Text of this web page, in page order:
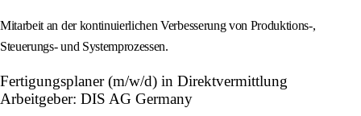
Mitarbeit an der kontinuierlichen Verbesserung von Produktions-,
Steuerungs- und Systemprozessen.
Fertigungsplaner (m/w/d) in Direktvermittlung
Arbeitgeber: DIS AG Germany